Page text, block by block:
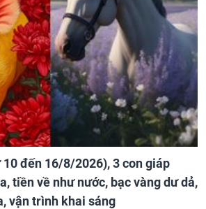
đến 16/8/2026), 3 con giáp
tiền về như nước, bạc vàng dư dả,
vận trình khai sáng